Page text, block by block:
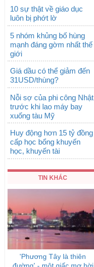
10 sự thật về giáo dục
luôn bị phớt lờ
5 nhóm khủng bố hùng
mạnh đáng gờm nhất thế
giới
Giá dầu có thể giảm đến
31USD/thùng?
Nỗi sợ của phi công Nhật
trước khi lao máy bay
xuống tàu Mỹ
Huy động hơn 15 tỷ đồng
cấp học bổng khuyến
học, khuyến tài
TIN KHÁC
'Phương Tây là thiên
đường' - một giấc mơ hời